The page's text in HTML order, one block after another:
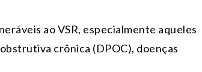
ao VSR, especialmente aqueles
crônica (DPOC), doenças